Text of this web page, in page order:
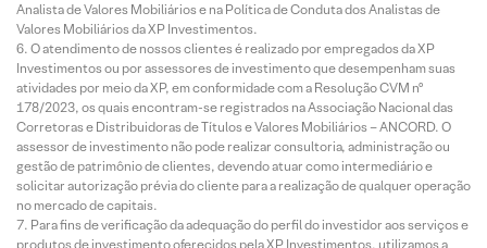
Analista de Valores Mobiliários e na Política de Conduta dos Analistas de
Valores Mobiliários da XP Investimentos.
O atendimento de nossos clientes é realizado por empregados da XP
Investimentos ou por assessores de investimento que desempenham suas
atividades por meio da XP, em conformidade com a Resolução CVM nº
178/2023, os quais encontram-se registrados na Associação Nacional das
Corretoras e Distribuidoras de Títulos e Valores Mobiliários – ANCORD. O
assessor de investimento não pode realizar consultoria, administração ou
gestão de patrimônio de clientes, devendo atuar como intermediário e
solicitar autorização prévia do cliente para a realização de qualquer operação
no mercado de capitais.
Para fins de verificação da adequação do perfil do investidor aos serviços e
produtos de investimento oferecidos pela XP Investimentos, utilizamos a